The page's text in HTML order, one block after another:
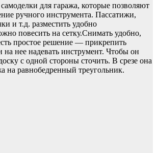
для гаража, которые позволяют
ручного инструмента. Пассатижи,
и т.д. разместить удобно
повесить на сетку.Снимать удобно,
простое решение — прикрепить
нее надевать инструмент. Чтобы он
с одной стороны сточить. В срезе она
на равнобедренный треугольник.